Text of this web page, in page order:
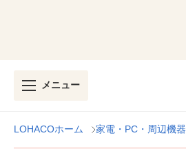
メニュー
LOHACOホーム 家電・PC・周辺機器